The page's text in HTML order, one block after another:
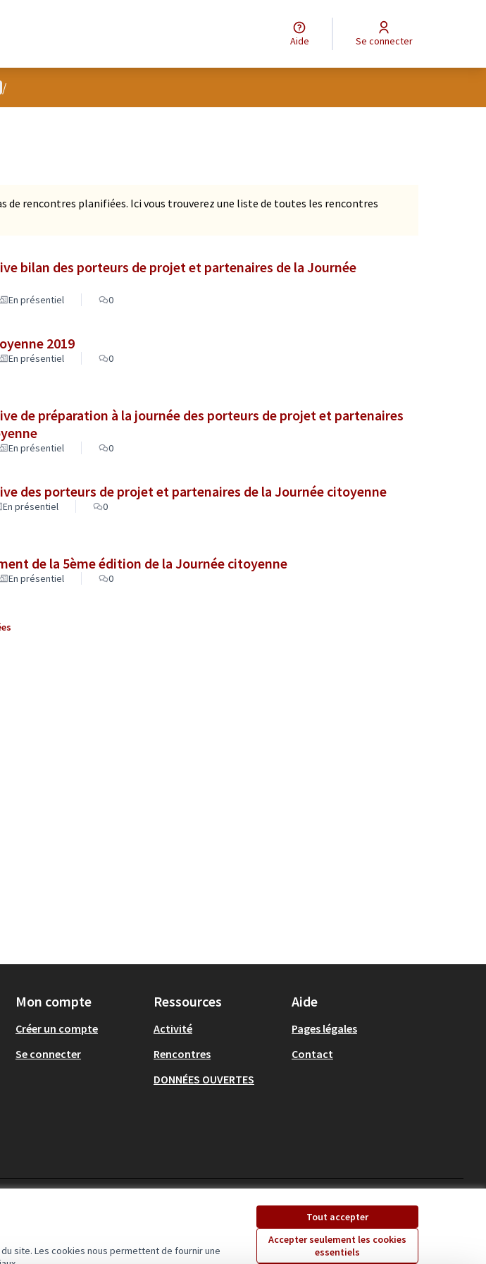
site. Les cookies nous permettent de fournir une
Tout accepter
Accepter seulement les cookies
essentiels
Aide Se connecter
utilisateur
/
de rencontres planifiées. Ici vous trouverez une liste de toutes les rencontres
bilan des porteurs de projet et partenaires de la Journée
En présentiel 0
2019
En présentiel 0
de préparation à la journée des porteurs de projet et partenaires
En présentiel 0
des porteurs de projet et partenaires de la Journée citoyenne
En présentiel 0
de la 5ème édition de la Journée citoyenne
En présentiel 0
Mon compte
Créer un compte
Se connecter
Ressources
Activité
Rencontres
DONNÉES OUVERTES
Aide
Pages légales
Contact
(Lien externe)(Lien externe)